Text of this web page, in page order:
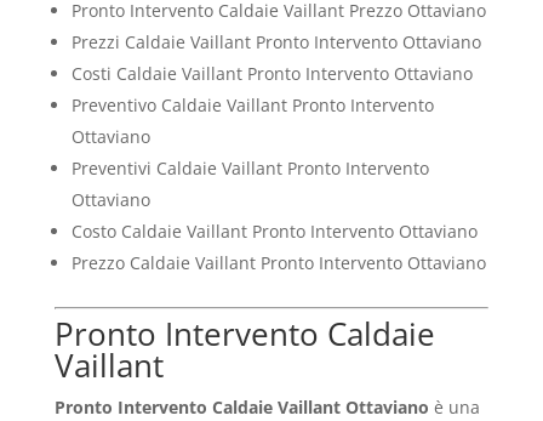
Pronto Intervento Caldaie Vaillant Prezzo Ottaviano
Prezzi Caldaie Vaillant Pronto Intervento Ottaviano
Costi Caldaie Vaillant Pronto Intervento Ottaviano
Preventivo Caldaie Vaillant Pronto Intervento
Ottaviano
Preventivi Caldaie Vaillant Pronto Intervento
Ottaviano
Costo Caldaie Vaillant Pronto Intervento Ottaviano
Prezzo Caldaie Vaillant Pronto Intervento Ottaviano
Pronto Intervento Caldaie
Vaillant
Pronto Intervento Caldaie Vaillant Ottaviano è una